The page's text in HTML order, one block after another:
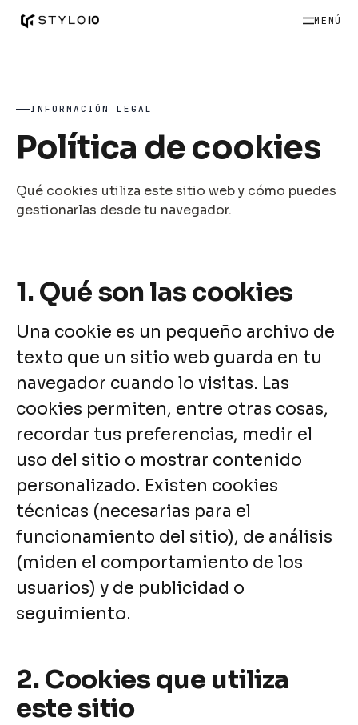
MENÚ
INFORMACIÓN LEGAL
Política de cookies
Qué cookies utiliza este sitio web y cómo puedes
gestionarlas desde tu navegador.
1. Qué son las cookies
Una cookie es un pequeño archivo de
texto que un sitio web guarda en tu
navegador cuando lo visitas. Las
cookies permiten, entre otras cosas,
recordar tus preferencias, medir el
uso del sitio o mostrar contenido
personalizado. Existen cookies
técnicas (necesarias para el
funcionamiento del sitio), de análisis
(miden el comportamiento de los
usuarios) y de publicidad o
seguimiento.
2. Cookies que utiliza
este sitio